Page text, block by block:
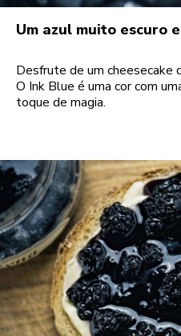
Um azul muito escuro
Desfrute de um cheesecake
O Ink Blue é uma cor com
toque de magia.